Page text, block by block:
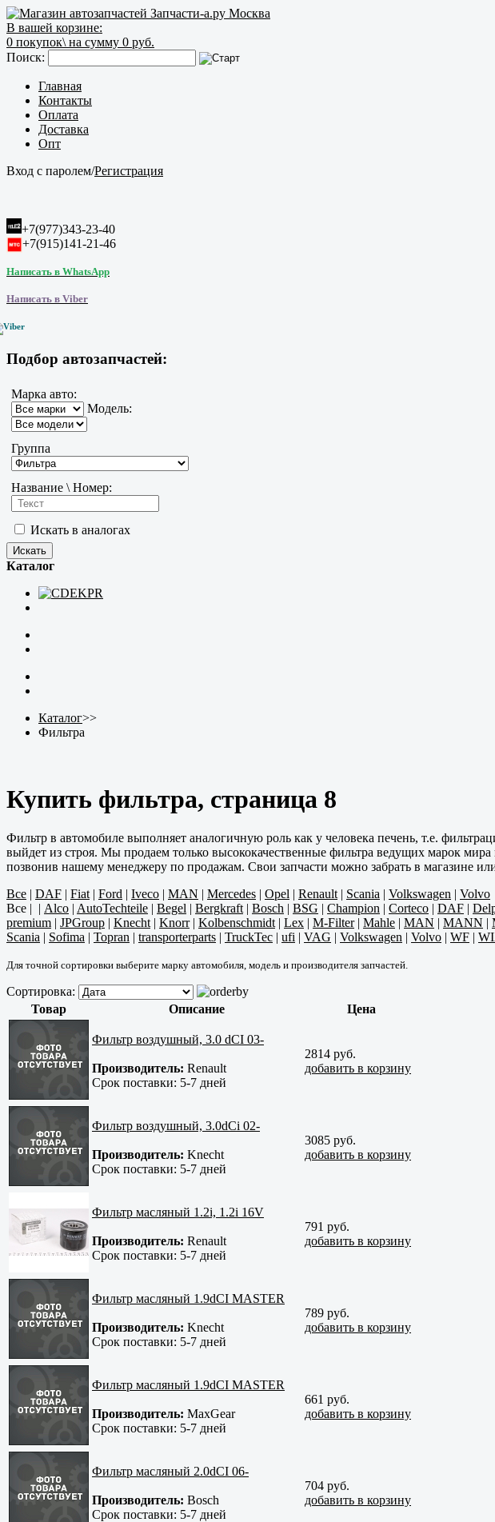
В вашей корзине:
0 покупок\ на сумму 0 руб.
Поиск:
Главная
Контакты
Оплата
Доставка
Опт
Вход с паролем/Регистрация
+7(977)343-23-40
+7(915)141-21-46
Написать в WhatsApp
Написать в Viber
Подбор автозапчастей:
Марка авто:
Модель:
Группа
Название \ Номер:
Искать в аналогах
Каталог
Каталог>>
Фильтра
Купить фильтра, страница 8
Фильтр в автомобиле выполняет аналогичную роль как у человека печень, т.е.
выйдет из строя. Мы продаем только высококачественные фильтра ведущих марок
позвонив нашему менеджеру по продажам. Свои запчасти можно забрать в магазине или
Все | DAF | Fiat | Ford | Iveco | MAN | Mercedes | Opel | Renault | Scania | Volkswagen | Volvo
Все | | Alco | AutoTechteile | Begel | Bergkraft | Bosch | BSG | Champion | Corteco | DAF |
premium | JPGroup | Knecht | Knorr| Kolbenschmidt | Lex | M-Filter| Mahle | MAN | MANN |
Scania | Sofima | Topran | transporterparts | TruckTec | ufi | VAG | Volkswagen | Volvo | WF |
Для точной сортировки выберите марку автомобиля, модель и производителя запчастей.
Сортировка:
Товар
Описание Цена
Фильтр воздушный, 3.0 dCI 03-
Производитель: Renault
Срок поставки: 5-7 дней
2814 руб.
добавить в корзину
Фильтр воздушный, 3.0dCi 02-
Производитель: Knecht
Срок поставки: 5-7 дней
3085 руб.
добавить в корзину
Фильтр масляный 1.2i, 1.2i 16V
Производитель: Renault
Срок поставки: 5-7 дней
791 руб.
добавить в корзину
Фильтр масляный 1.9dCI MASTER
Производитель: Knecht
Срок поставки: 5-7 дней
789 руб.
добавить в корзину
Фильтр масляный 1.9dCI MASTER
Производитель: MaxGear
Срок поставки: 5-7 дней
661 руб.
добавить в корзину
Фильтр масляный 2.0dCI 06-
Производитель: Bosch
Срок поставки: 5-7 дней
704 руб.
добавить в корзину